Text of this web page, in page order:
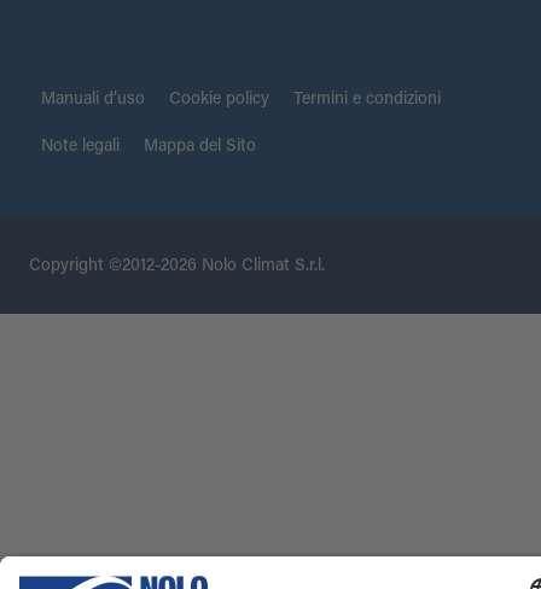
Manuali d’uso Cookie policy Termini e condizioni
Note legali Mappa del Sito
Copyright ©2012-2026 Nolo Climat S.r.l.